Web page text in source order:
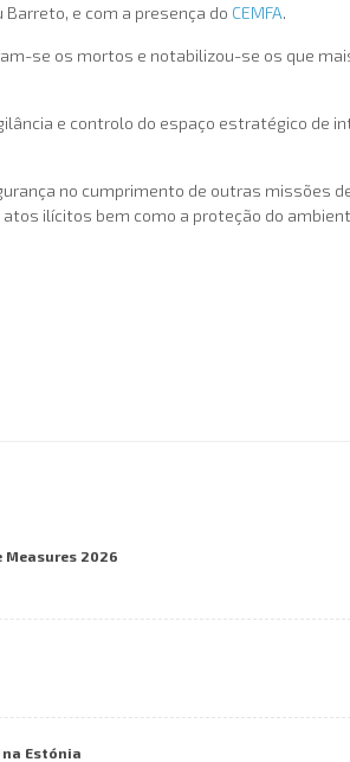
Barreto, e com a presença do CEMFA.
se os mortos e notabilizou-se os que
e controlo do espaço estratégico
no cumprimento de outras missões
ilícitos bem como a proteção do
Measures 2026
Estónia